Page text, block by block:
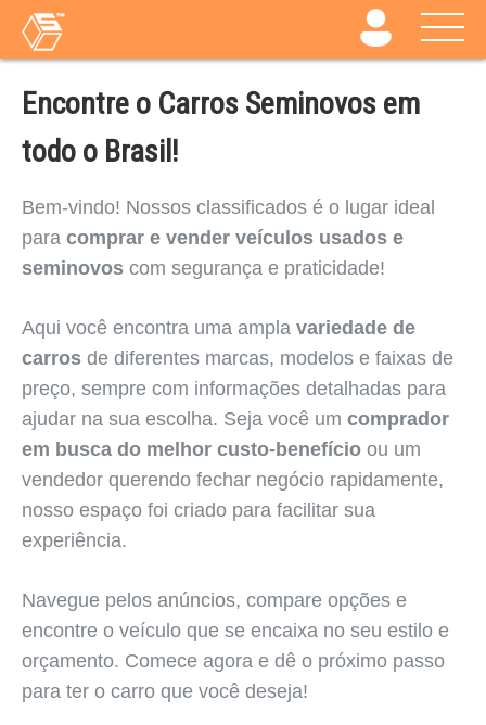
Encontre o Carros Seminovos em
todo o Brasil!
Bem-vindo! Nossos classificados é o lugar ideal
para comprar e vender veículos usados e
seminovos com segurança e praticidade!
Aqui você encontra uma ampla variedade de
carros de diferentes marcas, modelos e faixas de
preço, sempre com informações detalhadas para
ajudar na sua escolha. Seja você um comprador
em busca do melhor custo-benefício ou um
vendedor querendo fechar negócio rapidamente,
nosso espaço foi criado para facilitar sua
experiência.
Navegue pelos anúncios, compare opções e
encontre o veículo que se encaixa no seu estilo e
orçamento. Comece agora e dê o próximo passo
para ter o carro que você deseja!